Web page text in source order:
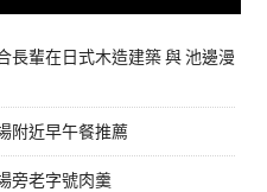
長輩在日式木造建築 與 池邊漫
附近早午餐推薦
旁老字號肉羹